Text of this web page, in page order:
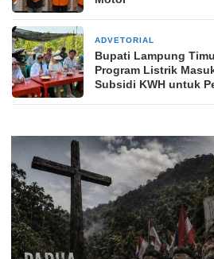
ADVETORIAL
Bupati Lampung
Program Listrik
Subsidi KWH untuk